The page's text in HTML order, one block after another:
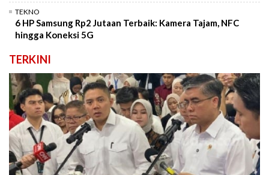
TEKNO
6 HP Samsung Rp2 Jutaan Terbaik: Kamera Tajam, NFC
hingga Koneksi 5G
TERKINI